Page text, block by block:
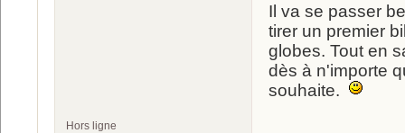
Il va se passer
tirer un premier
globes. Tout en
dès à n'importe
souhaite.
Hors ligne